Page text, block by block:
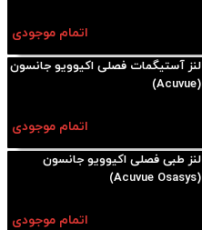
اتمام موجودی
لنز آستیگمات فصلی اکیوویو جانسون
(Acuvue)
اتمام موجودی
لنز طبی فصلی اکیوویو جانسون
(Acuvue Osasys)
اتمام موجودی